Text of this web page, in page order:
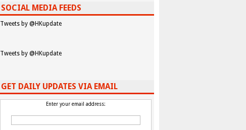
SOCIAL MEDIA FEEDS
Tweets by @HKupdate
Tweets by @HKupdate
GET DAILY UPDATES VIA EMAIL
Enter your email address: